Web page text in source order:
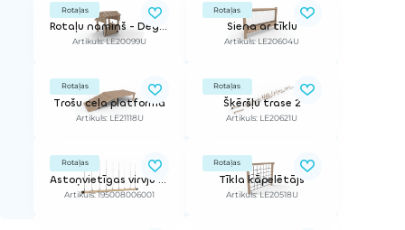
Rotaļas
Rotaļu namiņš - Degvielas uzpildes stacija
Artikuls: LE20099U
Rotaļas
Siena ar tīklu
Artikuls: LE20604U
Rotaļas
Trošu ceļa platforma
Artikuls: LE21118U
Rotaļas
Šķēršļu trase 2
Artikuls: LE20621U
Rotaļas
Astoņvietīgas virvju šūpoles (bez balstiem)
Artikuls: 195008006001
Rotaļas
Tīkla kāpelētājs
Artikuls: LE20518U